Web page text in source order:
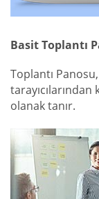
Basit Toplantı
Toplantı
olanak tanır.